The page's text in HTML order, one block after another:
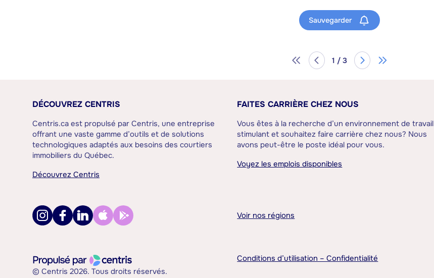
Sauvegarder
1 / 3
DÉCOUVREZ CENTRIS
Centris.ca est propulsé par Centris, une entreprise
offrant une vaste gamme d’outils et de solutions
technologiques adaptés aux besoins des courtiers
immobiliers du Québec.
Découvrez Centris
FAITES CARRIÈRE CHEZ NOUS
Vous êtes à la recherche d’un environnement de travail
stimulant et souhaitez faire carrière chez nous? Nous
avons peut-être le poste idéal pour vous.
Voyez les emplois disponibles
Voir nos régions
© Centris 2026. Tous droits réservés.
Conditions d’utilisation – Confidentialité